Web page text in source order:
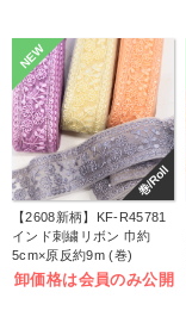
NEW
巻/Roll
【2608新柄】KF-R45781
インド刺繍リボン 巾約
5cm×原反約9m (巻)
卸価格は会員のみ公開